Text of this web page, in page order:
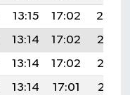
13:15 17:02
20:14
13:14 17:02
20:13
13:14 17:02
20:12
13:14 17:01
20:11